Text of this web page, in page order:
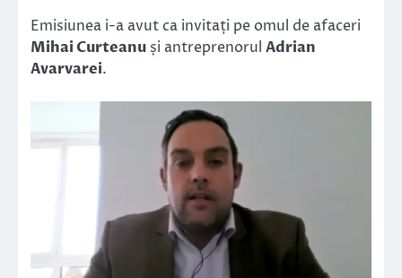
Emisiunea i-a avut ca invitați pe omul de afaceri
Mihai Curteanu și antreprenorul Adrian
Avarvarei.